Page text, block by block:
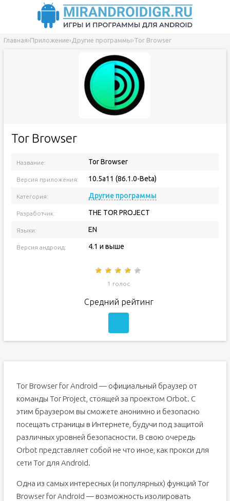
Главная›Приложение› Другие программы›Tor Browser
Tor Browser
Название: Tor Browser
Версия приложения: 10.5a11 (86.1.0-Beta)
Категория: Другие программы
Разработчик: THE TOR PROJECT
Языки: EN
Версия андроид: 4.1 и выше
1 голос
Средний рейтинг
Tor Browser for Android — официальный браузер от
команды Tor Project, стоящей за проектом Orbot. С
этим браузером вы сможете анонимно и безопасно
посещать страницы в Интернете, будучи под защитой
различных уровней безопасности. В свою очередь
Orbot представляет собой не что иное, как прокси для
сети Tor для Android.
Одна из самых интересных (и популярных) функций Tor
Browser for Android — возможность изолировать